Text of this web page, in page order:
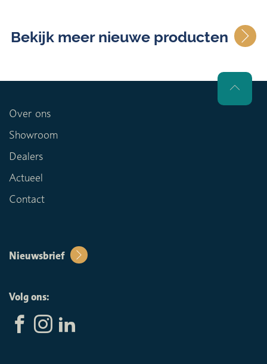
Bekijk meer nieuwe producten
Over ons
Showroom
Dealers
Actueel
Contact
Nieuwsbrief
Volg ons: